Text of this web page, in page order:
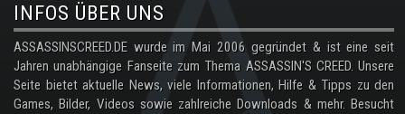
INFOS ÜBER UNS
ASSASSINSCREED.DE wurde im Mai 2006 gegründet & ist eine seit
Jahren unabhängige Fanseite zum Thema ASSASSIN'S CREED. Unsere
Seite bietet aktuelle News, viele Informationen, Hilfe & Tipps zu den
Games, Bilder, Videos sowie zahlreiche Downloads & mehr. Besucht